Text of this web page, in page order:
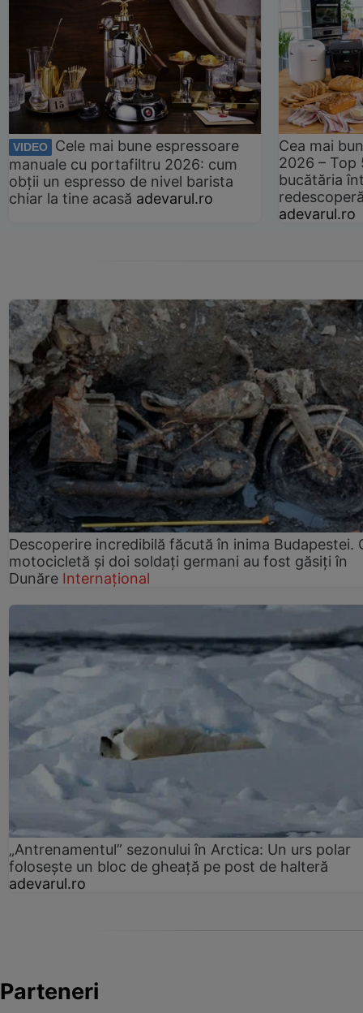
VIDEO
Cele mai bune espressoare
manuale cu portafiltru 2026: cum
obții un espresso de nivel barista
chiar la tine acasă adevarul.ro
Cea mai
2026 –
bucătăria
adevarul.ro
Descoperire incredibilă făcută în inima Budapestei.
motocicletă și doi soldați germani au fost găsiți în
Dunăre Internațional
„Antrenamentul” sezonului în Arctica: Un urs polar
folosește un bloc de gheață pe post de halteră
adevarul.ro
Parteneri